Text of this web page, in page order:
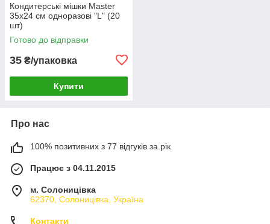
Кондитерські мішки Master
35х24 см одноразові "L" (20
шт)
Готово до відправки
35 ₴/упаковка
Купити
Про нас
100% позитивних з 77 відгуків за рік
Працює з 04.11.2015
м. Солоницівка
62370, Солоницівка, Україна
Контакти